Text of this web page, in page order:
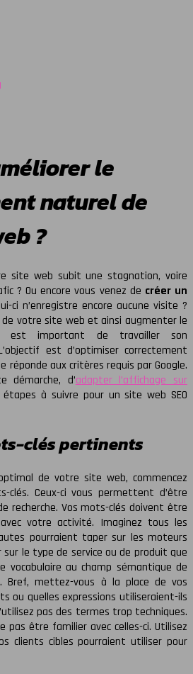
le
naturel de
?
site web subit une stagnation, voire
? Ou encore vous venez de créer un
ci n’enregistre encore aucune visite ?
de votre site web et ainsi augmenter le
est important de travailler son
est d’optimiser correctement
réponde aux critères requis par Google.
démarche, d’adapter l’affichage sur
étapes à suivre pour un site web SEO
clés pertinents
de votre site web, commencez
clés. Ceux-ci vous permettent d’être
recherche. Vos mots-clés doivent être
votre activité. Imaginez tous les
pourraient taper sur les moteurs
le type de service ou de produit que
vocabulaire au champ sémantique de
Bref, mettez-vous à la place de vos
ou quelles expressions utiliseraient-ils
pas des termes trop techniques.
pas être familier avec celles-ci. Utilisez
clients cibles pourraient utiliser pour